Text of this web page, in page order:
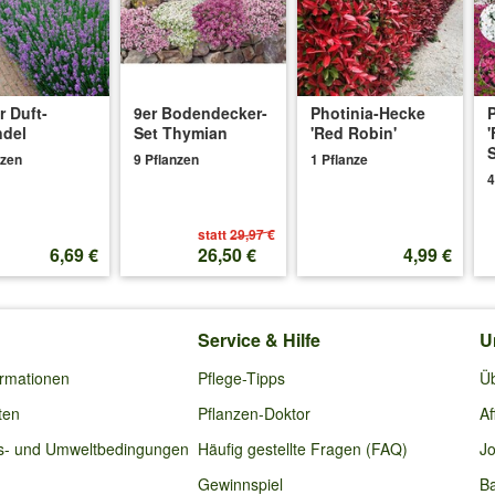
im nächsten Jahr stecken?
Jahr besteht die Gefahr, dass es zu Trockenschäden kommt.
bei der Blütezeit können vorkommen. Wir empfehlen höhere Pflanzen
Duft-
6,69 €
9er Bodendecker-
Set Thymian
9 Pflanzen
statt29,97 €
26,50 €
Photinia-Hecke
'Red Robin'
1 Pflanze
4,99 €
und Umweltbedingungen
Service & Hilfe
Pflege-Tipps
Pflanzen-Doktor
Häufig gestellte Fragen (FAQ)
Gewinnspiel